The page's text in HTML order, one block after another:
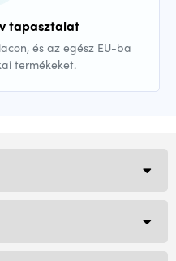
tapasztalat
és az egész EU-ba
termékeket.